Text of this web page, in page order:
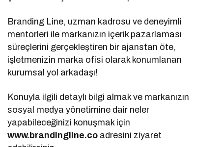
Branding Line, uzman kadrosu ve deneyimli
mentorleri ile markanızın içerik pazarlaması
süreçlerini gerçekleştiren bir ajanstan öte,
işletmenizin marka ofisi olarak konumlanan
kurumsal yol arkadaşı!
Konuyla ilgili detaylı bilgi almak ve markanızın
sosyal medya yönetimine dair neler
yapabileceğinizi konuşmak için
www.brandingline.co adresini ziyaret